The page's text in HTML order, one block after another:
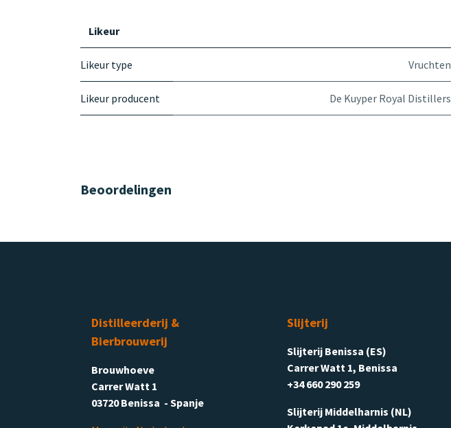
Likeur
Likeur type Vruchten
Likeur producent De Kuyper Royal Distillers
Beoordelingen
Distilleerderij &
Bierbrouwerij
Brouwhoeve
Carrer Watt 1
03720 Benissa - Spanje
Slijterij
Slijterij Benissa (ES)
Carrer Watt 1, Benissa
+34 660 290 259
Slijterij Middelharnis (NL)